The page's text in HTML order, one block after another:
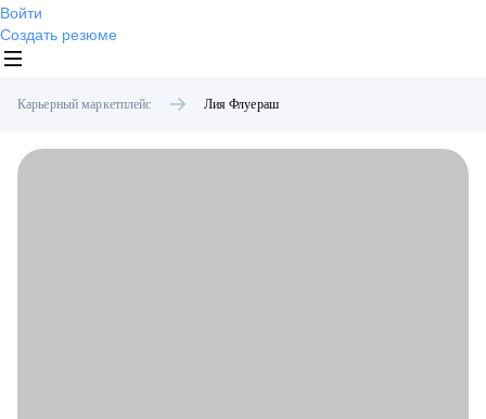
Войти
Создать резюме
Карьерный маркетплейс Лия Флуераш